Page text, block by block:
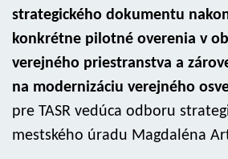
strategického dokumentu
konkrétne pilotné overenia v
verejného priestranstva a
na modernizáciu verejného
pre TASR vedúca odboru
mestského úradu Magdaléna